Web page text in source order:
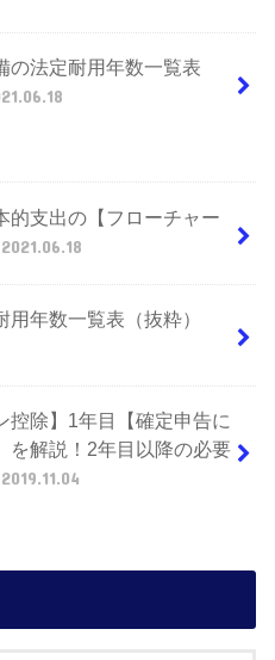
の法定耐用年数一覧表
的支出の【フローチャー
2021.06.18
用年数一覧表（抜粋）
控除】1年目【確定申告に
を解説！2年目以降の必要
2019.11.04